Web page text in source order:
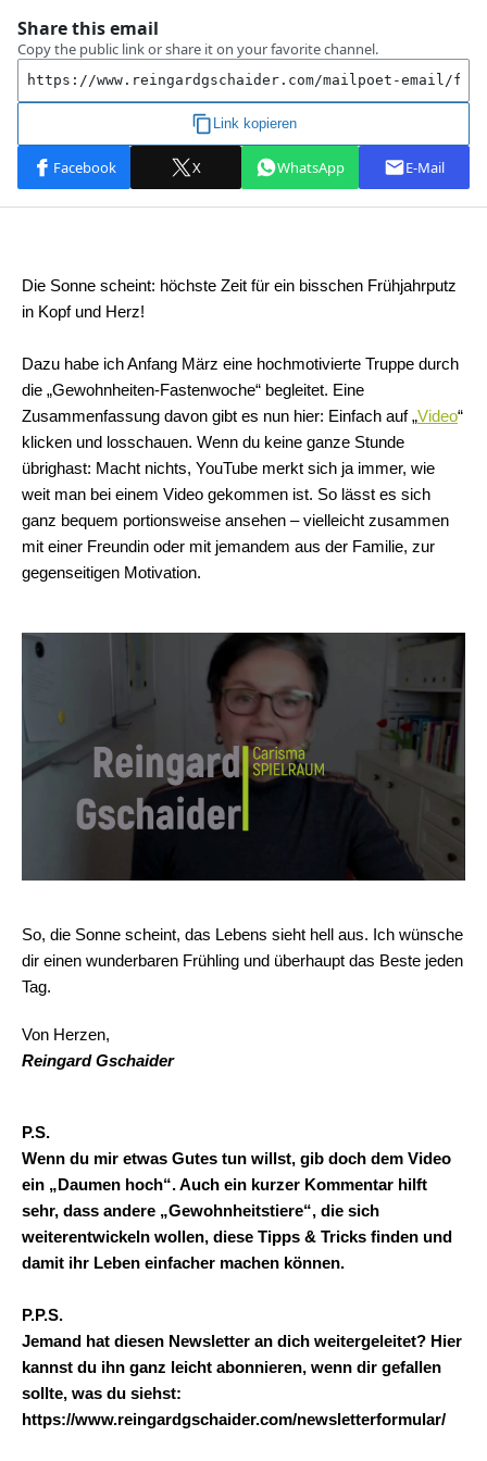
Die Sonne scheint: höchste Zeit für ein bisschen Frühjahrputz
in Kopf und Herz!
Dazu habe ich Anfang März eine hochmotivierte Truppe durch
die „Gewohnheiten-Fastenwoche“ begleitet. Eine
Zusammenfassung davon gibt es nun hier: Einfach auf „Video“
klicken und losschauen. Wenn du keine ganze Stunde
übrighast: Macht nichts, YouTube merkt sich ja immer, wie
weit man bei einem Video gekommen ist. So lässt es sich
ganz bequem portionsweise ansehen – vielleicht zusammen
mit einer Freundin oder mit jemandem aus der Familie, zur
gegenseitigen Motivation.
So, die Sonne scheint, das Lebens sieht hell aus. Ich wünsche
dir einen wunderbaren Frühling und überhaupt das Beste jeden
Tag.
Von Herzen,
Reingard Gschaider
P.S.
Wenn du mir etwas Gutes tun willst, gib doch dem Video
ein „Daumen hoch“. Auch ein kurzer Kommentar hilft
sehr, dass andere „Gewohnheitstiere“, die sich
weiterentwickeln wollen, diese Tipps & Tricks finden und
damit ihr Leben einfacher machen können.
P.P.S.
Jemand hat diesen Newsletter an dich weitergeleitet? Hier
kannst du ihn ganz leicht abonnieren, wenn dir gefallen
sollte, was du siehst:
https://www.reingardgschaider.com/newsletterformular/